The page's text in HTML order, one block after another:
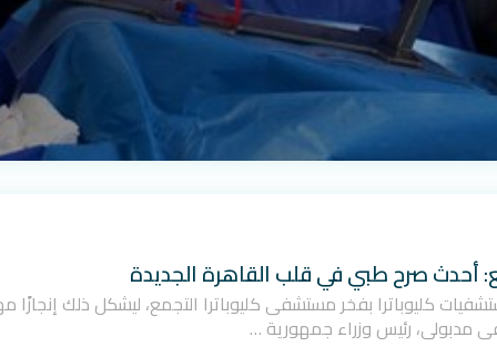
أحدث صرح طبي في قلب القاهرة الجديدة
مجموعة مستشفيات كليوباترا بفخر مستشفى كليوباترا التجمع، ليشكل ذلك
مدبولي، رئيس وزراء جمهورية …